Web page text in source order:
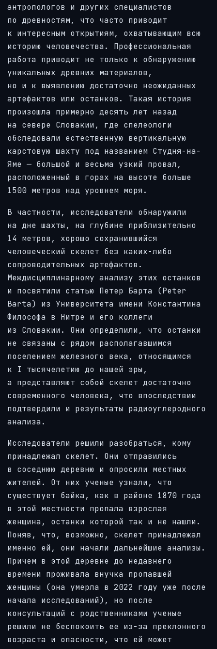
антропологов и других специалистов
по древностям, что часто приводит
к интересным открытиям, охватывающим всю
историю человечества. Профессиональная
работа приводит не только к обнаружению
уникальных древних материалов,
но и к выявлению достаточно неожиданных
артефактов или останков. Такая история
произошла примерно десять лет назад
на севере Словакии, где спелеологи
обследовали естественную вертикальную
карстовую шахту под названием Студня-на-
Яме — большой и весьма узкий провал,
расположенный в горах на высоте больше
1500 метров над уровнем моря.
В частности, исследователи обнаружили
на дне шахты, на глубине приблизительно
14 метров, хорошо сохранившийся
человеческий скелет без каких-либо
сопроводительных артефактов.
Междисциплинарному анализу этих останков
и посвятили статью Петер Барта (Peter
Barta) из Университета имени Константина
Философа в Нитре и его коллеги
из Словакии. Они определили, что останки
не связаны с рядом располагавшимся
поселением железного века, относящимся
к I тысячелетию до нашей эры,
а представляют собой скелет достаточно
современного человека, что впоследствии
подтвердили и результаты радиоуглеродного
анализа.
Исследователи решили разобраться, кому
принадлежал скелет. Они отправились
в соседнюю деревню и опросили местных
жителей. От них ученые узнали, что
существует байка, как в районе 1870 года
в этой местности пропала взрослая
женщина, останки которой так и не нашли.
Поняв, что, возможно, скелет принадлежал
именно ей, они начали дальнейшие анализы.
Причем в этой деревне до недавнего
времени проживала внучка пропавшей
женщины (она умерла в 2022 году уже после
начала исследований), но после
консультаций с родственниками ученые
решили не беспокоить ее из-за преклонного
возраста и опасности, что ей может